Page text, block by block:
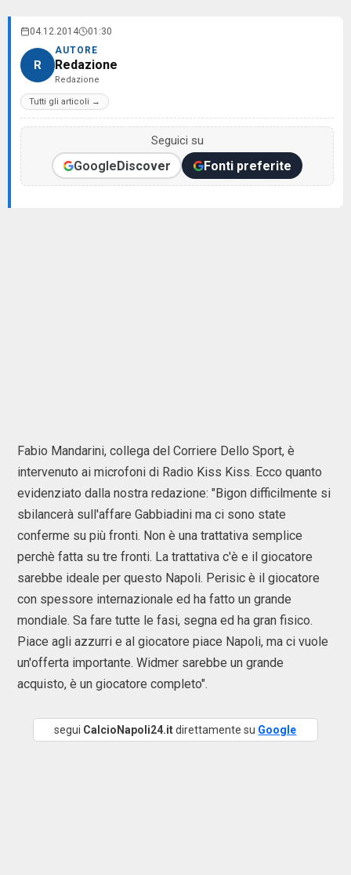
04.12.2014 01:30
R
AUTORE
Redazione
Redazione
Tutti gli articoli →
Seguici su
GoogleDiscover Fonti preferite
Fabio Mandarini, collega del Corriere Dello Sport, è
intervenuto ai microfoni di Radio Kiss Kiss. Ecco quanto
evidenziato dalla nostra redazione: "Bigon difficilmente si
sbilancerà sull'affare Gabbiadini ma ci sono state
conferme su più fronti. Non è una trattativa semplice
perchè fatta su tre fronti. La trattativa c'è e il giocatore
sarebbe ideale per questo Napoli. Perisic è il giocatore
con spessore internazionale ed ha fatto un grande
mondiale. Sa fare tutte le fasi, segna ed ha gran fisico.
Piace agli azzurri e al giocatore piace Napoli, ma ci vuole
un'offerta importante. Widmer sarebbe un grande
acquisto, è un giocatore completo".
segui CalcioNapoli24.itdirettamente su Google